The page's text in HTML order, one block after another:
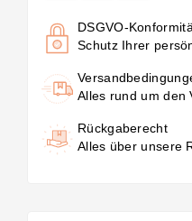
DSGVO-
Schutz Ihrer
Alles rund um den
Rückgaberecht
Alles über unsere